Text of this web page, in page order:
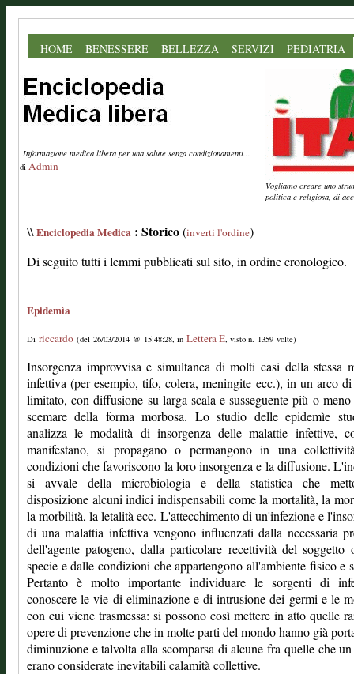
HOME BENESSERE BELLEZZA SERVIZI PEDIATRIA
Informazione medica libera per una salute senza condizionamenti...
di Admin
Vogliamo creare uno
politica e religiosa, di
\\Enciclopedia Medica : Storico(inverti l'ordine)
Di seguito tutti i lemmi pubblicati sul sito, in ordine cronologico.
Epidemìa
Di riccardo (del 26/03/2014 @ 15:48:28, in Lettera E, visto n. 1359 volte)
Insorgenza improvvisa e simultanea di molti casi della stessa
infettiva (per esempio, tifo, colera, meningite ecc.), in un arco
limitato, con diffusione su larga scala e susseguente più o
scemare della forma morbosa. Lo studio delle epidemìe
analizza le modalità di insorgenza delle malattie infettive,
manifestano, si propagano o permangono in una
condizioni che favoriscono la loro insorgenza e la diffusione.
si avvale della microbiologia e della statistica che
disposizione alcuni indici indispensabili come la mortalità, la
la morbilità, la letalità ecc. L'attecchimento di un'infezione e
di una malattia infettiva vengono influenzati dalla necessaria
dell'agente patogeno, dalla particolare recettività del soggetto
specie e dalle condizioni che appartengono all'ambiente fisico e
Pertanto è molto importante individuare le sorgenti di
conoscere le vie di eliminazione e di intrusione dei germi e le
con cui viene trasmessa: si possono così mettere in atto quelle
opere di prevenzione che in molte parti del mondo hanno già
diminuzione e talvolta alla scomparsa di alcune fra quelle che
erano considerate inevitabili calamità collettive.